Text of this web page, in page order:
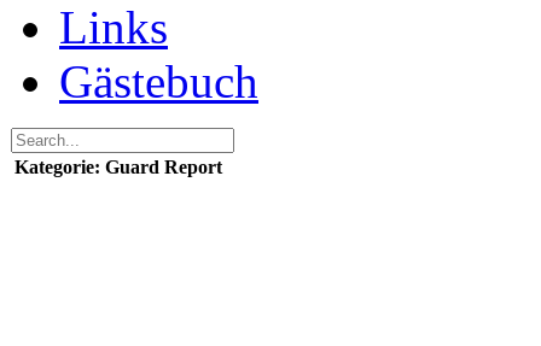
Links
Gästebuch
Kategorie: Guard Report